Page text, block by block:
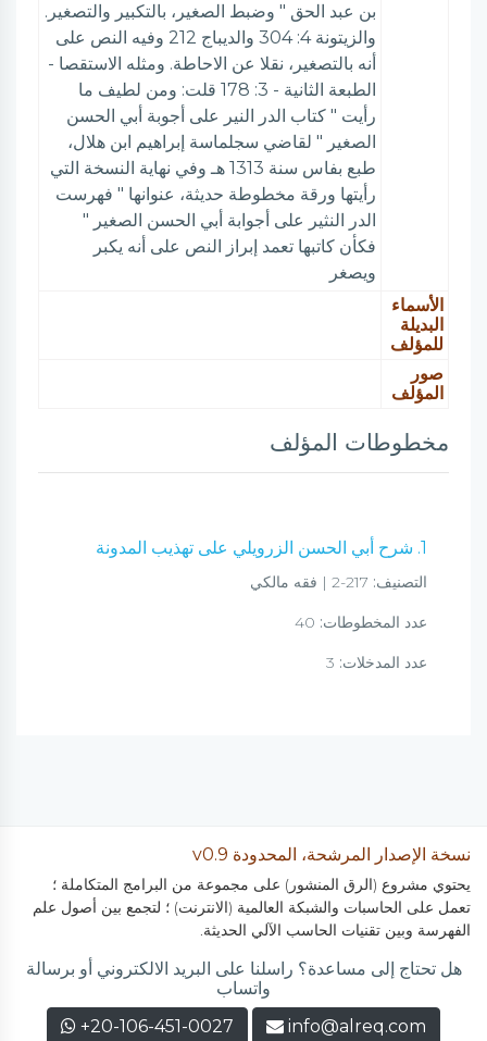
بن عبد الحق " وضبط الصغير، بالتكبير والتصغير.
والزيتونة 4: 304 والديباج 212 وفيه النص على
أنه بالتصغير، نقلا عن الاحاطة. ومثله الاستقصا -
الطبعة الثانية - 3: 178 قلت: ومن لطيف ما
رأيت " كتاب الدر النير على أجوبة أبي الحسن
الصغير " لقاضي سجلماسة إبراهيم ابن هلال،
طبع بفاس سنة 1313 هـ وفي نهاية النسخة التي
رأيتها ورقة مخطوطة حديثة، عنوانها " فهرست
الدر النثير على أجوابة أبي الحسن الصغير "
فكأن كاتبها تعمد إبراز النص على أنه يكبر
ويصغر
الأسماء
البديلة
للمؤلف
صور
المؤلف
مخطوطات المؤلف
1. شرح أبي الحسن الزرويلي على تهذيب المدونة
التصنيف:
عدد المخطوطات:
عدد المدخلات:
نسخة الإصدار المرشحة، المحدودة v0.9
يحتوي مشروع (الرق المنشور) على مجموعة من البرامج المتكاملة ؛
تعمل على الحاسبات والشبكة العالمية (الانترنت) ؛ لتجمع بين أصول علم
الفهرسة وبين تقنيات الحاسب الآلي الحديثة.
هل تحتاج إلى مساعدة؟ راسلنا على البريد الالكتروني أو برسالة
واتساب
info@alreq.com
+20-106-451-0027